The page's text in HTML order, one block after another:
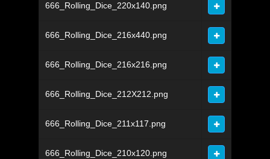
666_Rolling_Dice_220x140.png
666_Rolling_Dice_216x440.png
666_Rolling_Dice_216x216.png
666_Rolling_Dice_212X212.png
666_Rolling_Dice_211x117.png
666_Rolling_Dice_210x120.png